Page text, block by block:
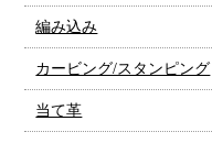
編み込み
カービング/スタンピング
当て革